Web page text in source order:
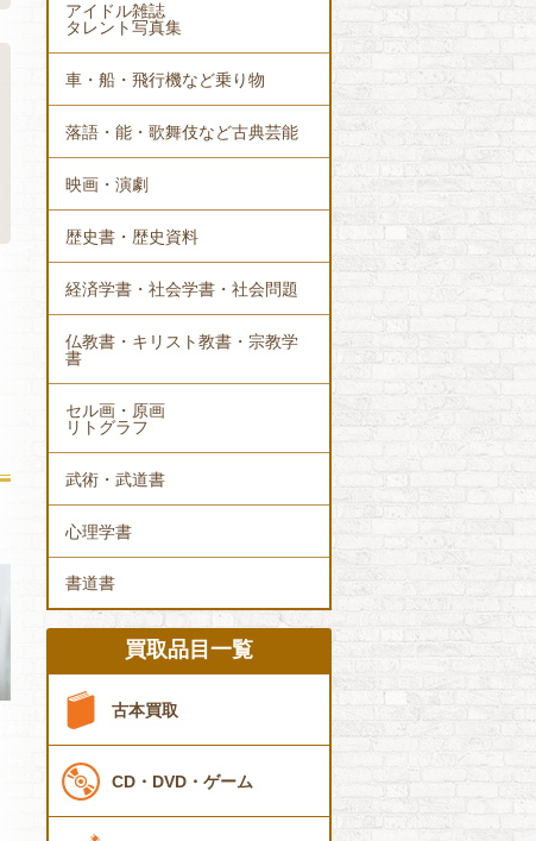
アイドル雑誌
タレント写真集
車・船・飛行機など乗り物
落語・能・歌舞伎など古典芸能
映画・演劇
歴史書・歴史資料
経済学書・社会学書・社会問題
仏教書・キリスト教書・宗教学
書
セル画・原画
リトグラフ
武術・武道書
心理学書
書道書
買取品目一覧
古本買取
CD・DVD・ゲーム